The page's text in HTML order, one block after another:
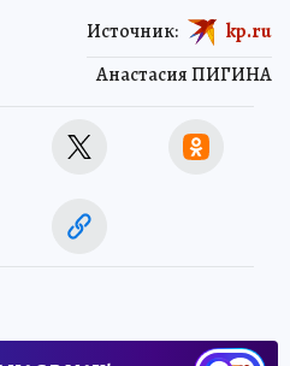
Анастасия ПИГИНА
Источник: kp.ru